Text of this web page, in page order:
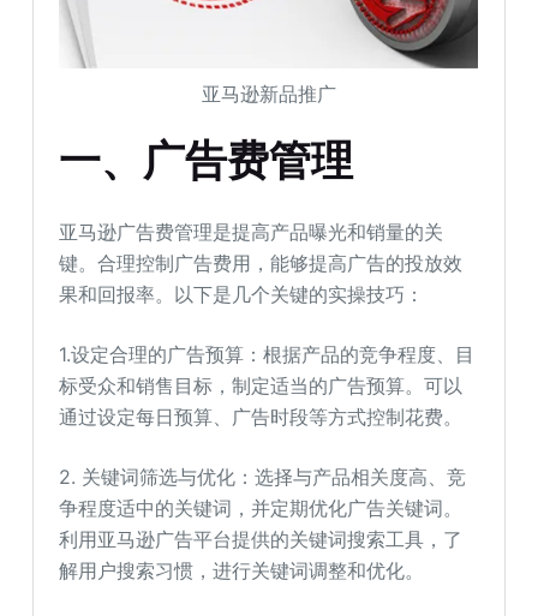
亚马逊新品推广
一、广告费管理
亚马逊广告费管理是提高产品曝光和销量的关
键。合理控制广告费用，能够提高广告的投放效
果和回报率。以下是几个关键的实操技巧：
1.设定合理的广告预算：根据产品的竞争程度、目
标受众和销售目标，制定适当的广告预算。可以
通过设定每日预算、广告时段等方式控制花费。
2. 关键词筛选与优化：选择与产品相关度高、竞
争程度适中的关键词，并定期优化广告关键词。
利用亚马逊广告平台提供的关键词搜索工具，了
解用户搜索习惯，进行关键词调整和优化。